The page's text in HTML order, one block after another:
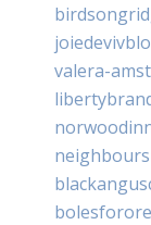
valera-